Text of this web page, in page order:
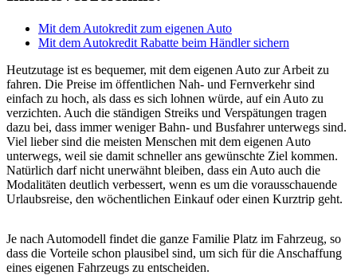
Mit dem Autokredit zum eigenen Auto
Mit dem Autokredit Rabatte beim Händler sichern
Heutzutage ist es bequemer, mit dem eigenen Auto zur Arbeit zu
fahren. Die Preise im öffentlichen Nah- und Fernverkehr sind
einfach zu hoch, als dass es sich lohnen würde, auf ein Auto zu
verzichten. Auch die ständigen Streiks und Verspätungen tragen
dazu bei, dass immer weniger Bahn- und Busfahrer unterwegs sind.
Viel lieber sind die meisten Menschen mit dem eigenen Auto
unterwegs, weil sie damit schneller ans gewünschte Ziel kommen.
Natürlich darf nicht unerwähnt bleiben, dass ein Auto auch die
Modalitäten deutlich verbessert, wenn es um die vorausschauende
Urlaubsreise, den wöchentlichen Einkauf oder einen Kurztrip geht.
Je nach Automodell findet die ganze Familie Platz im Fahrzeug, so
dass die Vorteile schon plausibel sind, um sich für die Anschaffung
eines eigenen Fahrzeugs zu entscheiden.